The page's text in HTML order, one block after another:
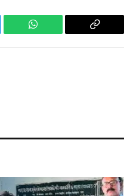
WhatsApp
Copy